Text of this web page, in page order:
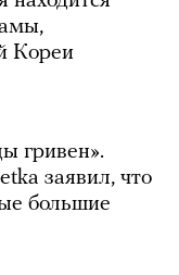
Кореи
гривен».
заявил, что
большие